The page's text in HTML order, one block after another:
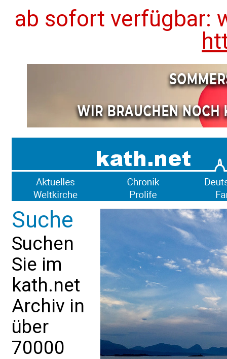
ab sofort verfügbar:
Suche
Suchen
Sie im
kath.net
Archiv in
über
70000